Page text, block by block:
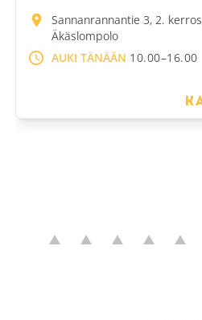
Sannanrannantie 3, 2.
Äkäslompolo
AUKI TÄNÄÄN 10.00–16.00